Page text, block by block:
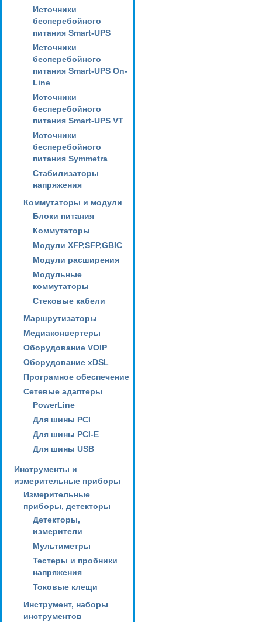
Источники
бесперебойного
питания Smart-UPS
Источники
бесперебойного
питания Smart-UPS On-
Line
Источники
бесперебойного
питания Smart-UPS VT
Источники
бесперебойного
питания Symmetra
Стабилизаторы
напряжения
Коммутаторы и модули
Блоки питания
Коммутаторы
Модули XFP,SFP,GBIC
Модули расширения
Модульные
коммутаторы
Стековые кабели
Маршрутизаторы
Медиаконвертеры
Оборудование VOIP
Оборудование xDSL
Програмное обеспечение
Сетевые адаптеры
PowerLine
Для шины PCI
Для шины PCI-E
Для шины USB
Инструменты и
измерительные приборы
Измерительные
приборы, детекторы
Детекторы,
измерители
Мультиметры
Тестеры и пробники
напряжения
Токовые клещи
Инструмент, наборы
инструментов